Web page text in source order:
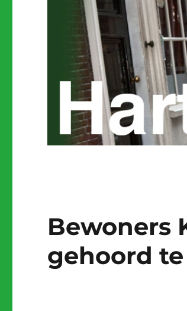
Bewoners
gehoord